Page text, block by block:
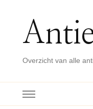
Overzicht van alle